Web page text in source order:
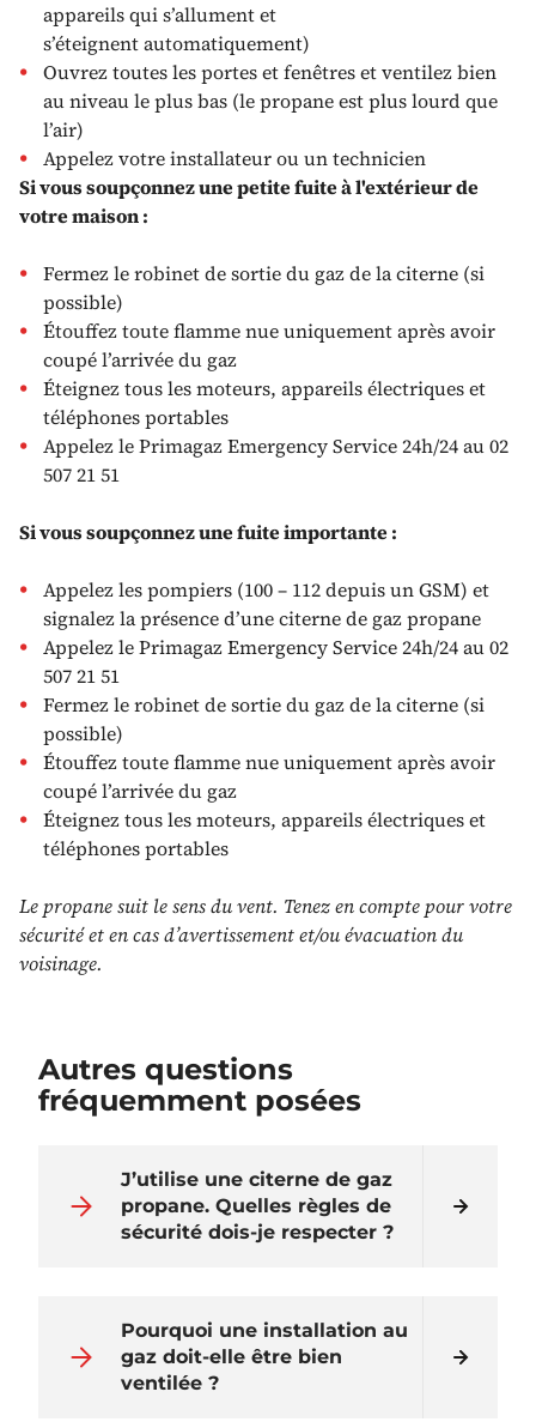
appareils qui s’allument et
s’éteignent automatiquement)
Ouvrez toutes les portes et fenêtres et ventilez bien
au niveau le plus bas (le propane est plus lourd que
l’air)
Appelez votre installateur ou un technicien
Si vous soupçonnez une petite fuite à l'extérieur de
votre maison :
Fermez le robinet de sortie du gaz de la citerne (si
possible)
Étouffez toute flamme nue uniquement après avoir
coupé l’arrivée du gaz
Éteignez tous les moteurs, appareils électriques et
téléphones portables
Appelez le Primagaz Emergency Service 24h/24 au 02
507 21 51
Si vous soupçonnez une fuite importante :
Appelez les pompiers (100 – 112 depuis un GSM) et
signalez la présence d’une citerne de gaz propane
Appelez le Primagaz Emergency Service 24h/24 au 02
507 21 51
Fermez le robinet de sortie du gaz de la citerne (si
possible)
Étouffez toute flamme nue uniquement après avoir
coupé l’arrivée du gaz
Éteignez tous les moteurs, appareils électriques et
téléphones portables
Le propane suit le sens du vent. Tenez en compte pour votre
sécurité et en cas d’avertissement et/ou évacuation du
voisinage.
Autres questions
fréquemment posées
J’utilise une citerne de gaz
propane. Quelles règles de
sécurité dois-je respecter ?
Pourquoi une installation au
gaz doit-elle être bien
ventilée ?